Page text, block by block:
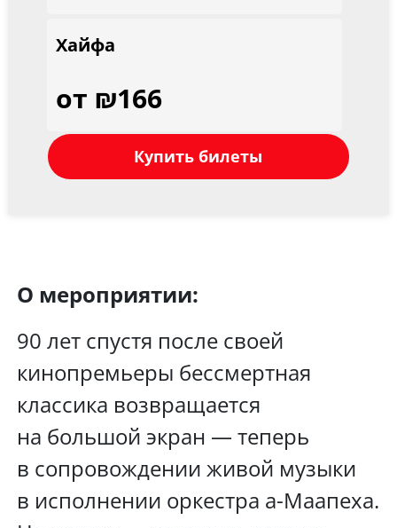
Хайфа
от ₪166
Купить билеты
О мероприятии:
90 лет спустя после своей
кинопремьеры бессмертная
классика возвращается
на большой экран — теперь
в сопровождении живой музыки
в исполнении оркестра а-Маапеха.